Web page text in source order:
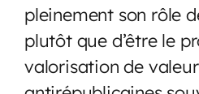
pleinement son rôle
plutôt que d’être le
valorisation de